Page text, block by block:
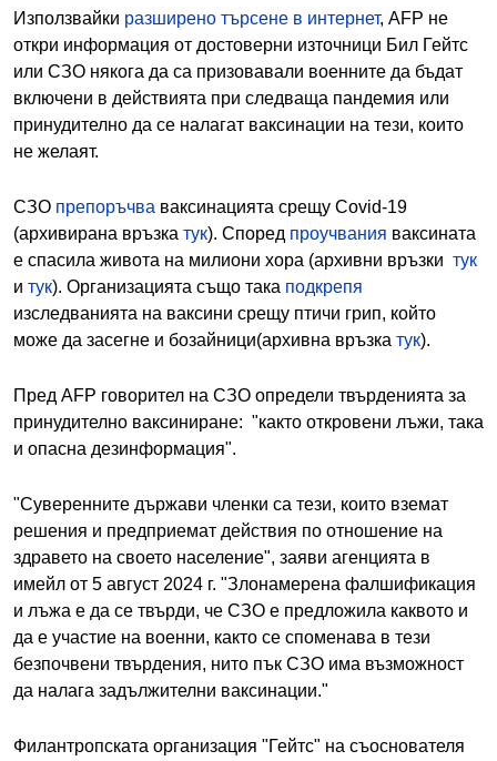
Използвайки разширено търсене в интернет, AFP не
откри информация от достоверни източници Бил Гейтс
или СЗО някога да са призовавали военните да бъдат
включени в действията при следваща пандемия или
принудително да се налагат ваксинации на тези, които
не желаят.
СЗО препоръчва ваксинацията срещу Covid-19
(архивиранa връзка тук). Според проучвания ваксината
е спасила живота на милиони хора (архивни връзки тук
и тук). Организацията също така подкрепя
изследванията на ваксини срещу птичи грип, който
може да засегне и бозайници(архивна връзка тук).
Пред AFP говорител на СЗО определи твърденията за
принудително ваксиниране: "както откровени лъжи, така
и опасна дезинформация".
"Суверенните държави членки са тези, които вземат
решения и предприемат действия по отношение на
здравето на своето население", заяви агенцията в
имейл от 5 август 2024 г. "Злонамерена фалшификация
и лъжа е да се твърди, че СЗО е предложила каквото и
да е участие на военни, както се споменава в тези
безпочвени твърдения, нито пък СЗО има възможност
да налага задължителни ваксинации."
Филантропската организация "Гейтс" на съоснователя